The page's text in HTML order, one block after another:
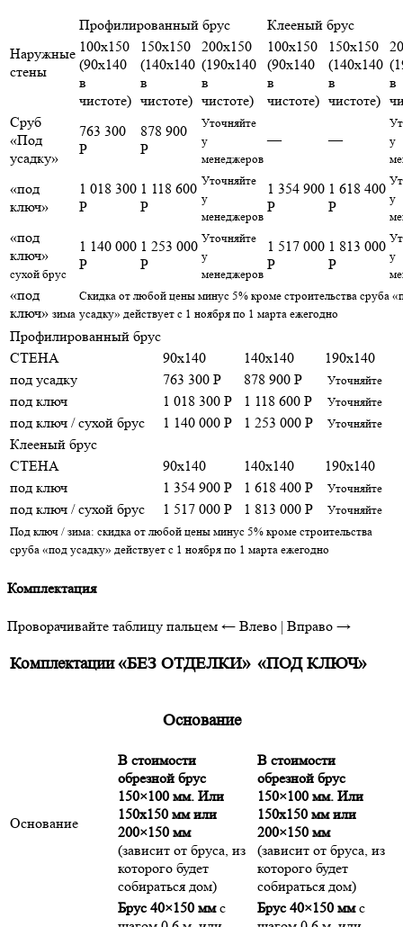
Наружные
стены
Профилированный брус
Клееный брус
100х150
(90х140
в
чистоте)
150х150
(140х140
в
чистоте)
200х150
(190х140
в
чистоте)
100х150
(90х140
в
чистоте)
150х150
(140х140
в
чистоте)
в
Сруб
«Под
усадку»
763 300
Р
878 900
Р
Уточняйте
у
менеджеров
— —
у
«под
ключ»
1 018 300
Р
1 118 600
Р
Уточняйте
у
менеджеров
1 354 900
Р
1 618 400
Р
у
«под
ключ»
сухой брус
1 140 000
Р
1 253 000
Р
Уточняйте
у
менеджеров
1 517 000
Р
1 813 000
Р
у
«под
ключ» зима
Скидка от любой цены минус 5% кроме строительства сруба
усадку» действует с 1 ноября по 1 марта ежегодно
Профилированный брус
СТЕНА
90x140 140x140
190x140
под усадку
763 300 Р 878 900 Р Уточняйте
под ключ 1 018 300 Р 1 118 600 Р Уточняйте
под ключ / сухой брус 1 140 000 Р 1 253 000 Р Уточняйте
Клееный брус
СТЕНА
90x140 140x140
190x140
под ключ
1 354 900 Р 1 618 400 Р Уточняйте
под ключ / сухой брус 1 517 000 Р 1 813 000 Р
Уточняйте
Под ключ / зима: скидка от любой цены минус 5% кроме строительства
сруба «под усадку» действует с 1 ноября по 1 марта ежегодно
Комплектация
Проворачивайте таблицу пальцем ← Влево | Вправо →
Комплектации«БЕЗ ОТДЕЛКИ» «ПОД КЛЮЧ»
Основание
Основание
В стоимости
обрезной брус
150×100 мм. Или
150х150 мм или
200×150 мм
(зависит от бруса, из
которого будет
собираться дом)
В стоимости
обрезной брус
150×100 мм. Или
150х150 мм или
200×150 мм
(зависит от бруса, из
которого будет
собираться дом)
Брус 40×150 ммс
Брус 40×150 ммс